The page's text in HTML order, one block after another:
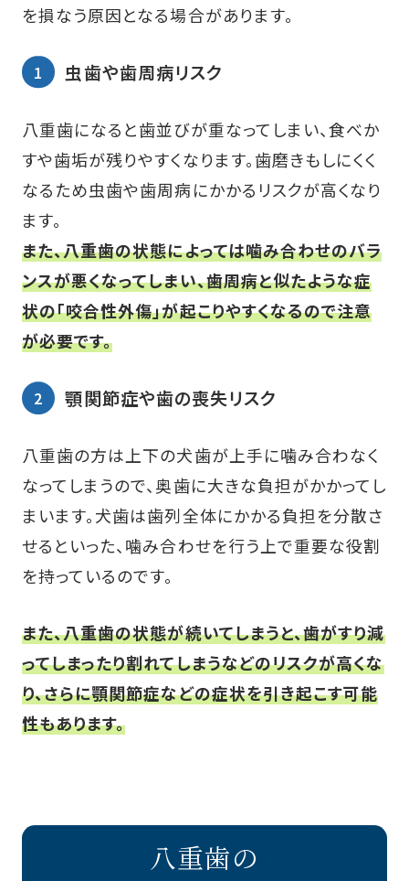
を損なう原因となる場合があります。
虫歯や歯周病リスク
八重歯になると歯並びが重なってしまい、食べか
すや歯垢が残りやすくなります。歯磨きもしにくく
なるため虫歯や歯周病にかかるリスクが高くなり
ます。
また、八重歯の状態によっては噛み合わせのバラ
ンスが悪くなってしまい、歯周病と似たような症
状の「咬合性外傷」が起こりやすくなるので注意
が必要です。
顎関節症や歯の喪失リスク
八重歯の方は上下の犬歯が上手に噛み合わなく
なってしまうので、奥歯に大きな負担がかかってし
まいます。犬歯は歯列全体にかかる負担を分散さ
せるといった、噛み合わせを行う上で重要な役割
を持っているのです。
また、八重歯の状態が続いてしまうと、歯がすり減
ってしまったり割れてしまうなどのリスクが高くな
り、さらに顎関節症などの症状を引き起こす可能
性もあります。
八重歯の